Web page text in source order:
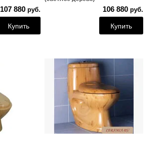
107 880руб.
Купить
106 880 руб.
Купить